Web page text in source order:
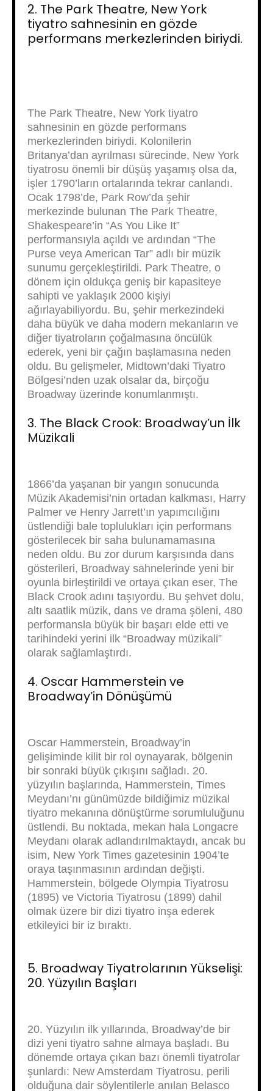
2. The Park Theatre, New York
tiyatro sahnesinin en gözde
performans merkezlerinden biriydi.
The Park Theatre, New York tiyatro
sahnesinin en gözde performans
merkezlerinden biriydi. Kolonilerin
Britanya’dan ayrılması sürecinde, New York
tiyatrosu önemli bir düşüş yaşamış olsa da,
işler 1790’ların ortalarında tekrar canlandı.
Ocak 1798’de, Park Row’da şehir
merkezinde bulunan The Park Theatre,
Shakespeare’in “As You Like It”
performansıyla açıldı ve ardından “The
Purse veya American Tar” adlı bir müzik
sunumu gerçekleştirildi. Park Theatre, o
dönem için oldukça geniş bir kapasiteye
sahipti ve yaklaşık 2000 kişiyi
ağırlayabiliyordu. Bu, şehir merkezindeki
daha büyük ve daha modern mekanların ve
diğer tiyatroların çoğalmasına öncülük
ederek, yeni bir çağın başlamasına neden
oldu. Bu gelişmeler, Midtown’daki Tiyatro
Bölgesi’nden uzak olsalar da, birçoğu
Broadway üzerinde konumlanmıştı.
3. The Black Crook: Broadway’un İlk
Müzikali
1866’da yaşanan bir yangın sonucunda
Müzik Akademisi’nin ortadan kalkması, Harry
Palmer ve Henry Jarrett’ın yapımcılığını
üstlendiği bale toplulukları için performans
gösterilecek bir saha bulunamamasına
neden oldu. Bu zor durum karşısında dans
gösterileri, Broadway sahnelerinde yeni bir
oyunla birleştirildi ve ortaya çıkan eser, The
Black Crook adını taşıyordu. Bu şehvet dolu,
altı saatlik müzik, dans ve drama şöleni, 480
performansla büyük bir başarı elde etti ve
tarihindeki yerini ilk “Broadway müzikali”
olarak sağlamlaştırdı.
4. Oscar Hammerstein ve
Broadway’in Dönüşümü
Oscar Hammerstein, Broadway’in
gelişiminde kilit bir rol oynayarak, bölgenin
bir sonraki büyük çıkışını sağladı. 20.
yüzyılın başlarında, Hammerstein, Times
Meydanı’nı günümüzde bildiğimiz müzikal
tiyatro mekanına dönüştürme sorumluluğunu
üstlendi. Bu noktada, mekan hala Longacre
Meydanı olarak adlandırılmaktaydı, ancak bu
isim, New York Times gazetesinin 1904’te
oraya taşınmasının ardından değişti.
Hammerstein, bölgede Olympia Tiyatrosu
(1895) ve Victoria Tiyatrosu (1899) dahil
olmak üzere bir dizi tiyatro inşa ederek
etkileyici bir iz bıraktı.
5. Broadway Tiyatrolarının Yükselişi:
20. Yüzyılın Başları
20. Yüzyılın ilk yıllarında, Broadway’de bir
dizi yeni tiyatro sahne almaya başladı. Bu
dönemde ortaya çıkan bazı önemli tiyatrolar
şunlardı: New Amsterdam Tiyatrosu, perili
olduğuna dair söylentilerle anılan Belasco